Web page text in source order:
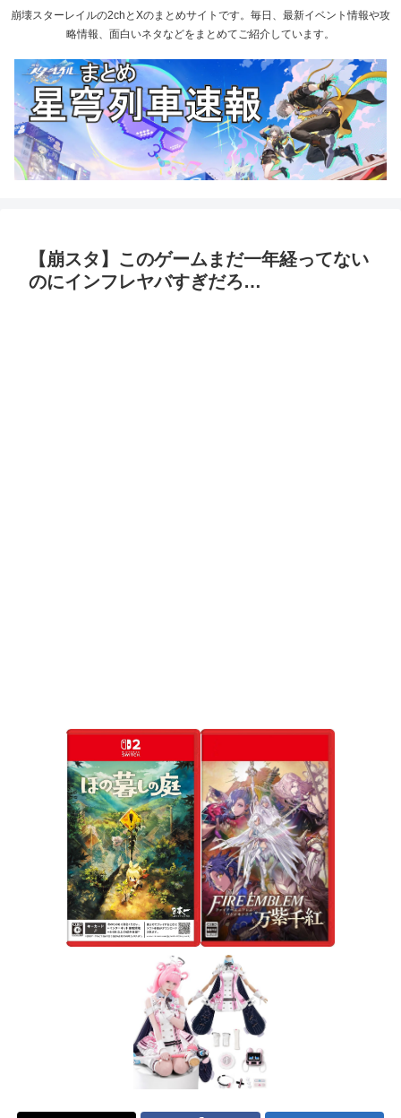
崩壊スターレイルの2chとXのまとめサイトです。毎日、最新イベント情報や攻
略情報、面白いネタなどをまとめてご紹介しています。
【崩スタ】このゲームまだ一年経ってない
のにインフレヤバすぎだろ…